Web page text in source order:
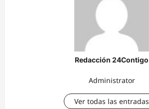
Redacción 24Contigo
Administrator
Ver todas las entradas